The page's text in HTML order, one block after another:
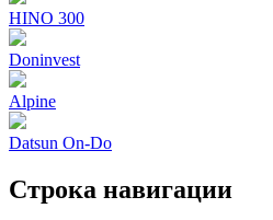
HINO 300
Doninvest
Alpine
Datsun On-Do
Строка навигации